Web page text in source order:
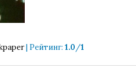
| Рейтинг: 1.0/1